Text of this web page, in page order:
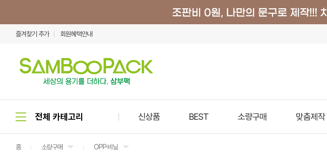
즐겨찾기 추가 회원혜택안내
신상품 BEST 소량구매 맞춤제작
홈 소량구매 OPP·비닐